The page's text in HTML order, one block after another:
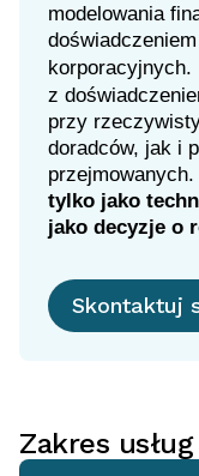
modelowania
korporacyjnych.
z
przy
doradców, jak i
przejmowanych.
tylko jako
jako decyzje o
Skontaktuj
Zakres